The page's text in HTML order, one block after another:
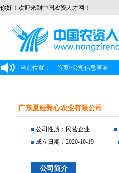
你好！欢迎来到中国农资人才网！
当前位置： 首页>公司信息查看
广东夏娃甄心农业有限公司
公司性质：民营企业
成立日期：2020-10-19
公司简介